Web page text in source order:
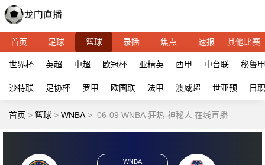
首页 足球 篮球 录播 焦点 速报 其他比赛
世界杯 英超 中超 欧冠杯 亚精英 西甲 中台联 秘鲁甲
沙特联 足协杯 罗甲 欧国联 法甲 澳威超 世亚预 日
首页 > 篮球 > WNBA > 06-09 WNBA 狂热-神秘人 在线直播